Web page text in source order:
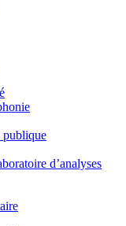
publique
d’analyses